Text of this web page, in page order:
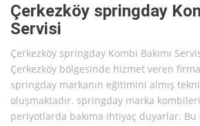
Çerkezköy springday
Servisi
Çerkezköy springday Kombi Bakımı
Çerkezköy bölgesinde hizmet veren
springday markanın eğitimini almış
oluşmaktadır. springday marka
periyotlarda bakıma ihtiyaç duyarlar. Bu